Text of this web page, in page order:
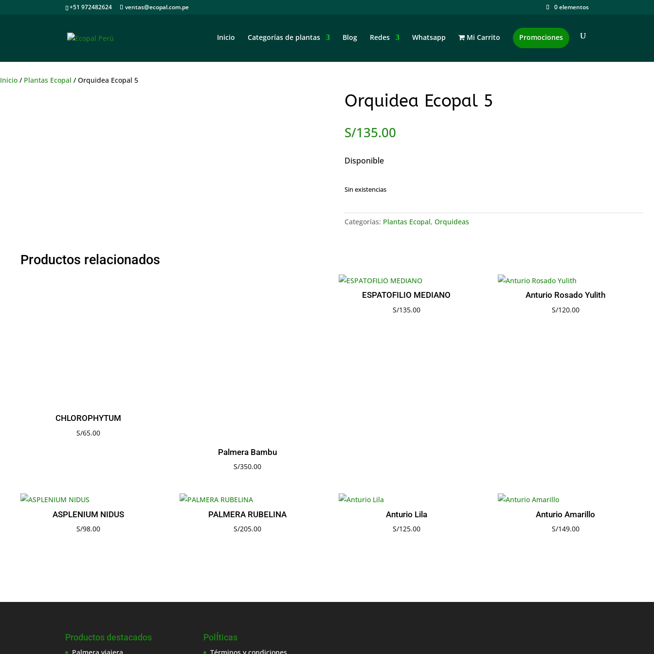
+51 972482624 ventas@ecopal.com.pe 0 elementos
Inicio Categorías de plantas Blog Redes Whatsapp Mi Carrito Promociones
Inicio / Plantas Ecopal / Orquidea Ecopal 5
Orquidea Ecopal 5
S/135.00
Disponible
Sin existencias
Categorías: Plantas Ecopal, Orquideas
Productos relacionados
CHLOROPHYTUM
S/65.00
Palmera Bambu
S/350.00
ESPATOFILIO MEDIANO
S/135.00
Anturio Rosado Yulith
S/120.00
ASPLENIUM NIDUS
S/98.00
PALMERA RUBELINA
S/205.00
Anturio Lila
S/125.00
Anturio Amarillo
S/149.00
Productos destacados PolÍticas